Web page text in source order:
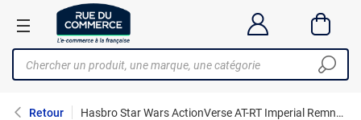
Retour Hasbro Star Wars ActionVerse AT-RT Imperial Remnant